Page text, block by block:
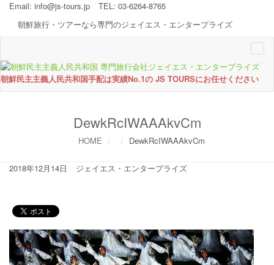
Email: info@js-tours.jp
TEL: 03-6264-8765
朝鮮旅行・ツアーなら専門のジェイエス・エンタープライズ
朝鮮民主主義人民共和国手配は実績No.1の JS TOURSにお任せください
DewkRcIWAAAkvCm
HOME DewkRcIWAAAkvCm
2018年12月14日 ジェイエス・エンタープライズ